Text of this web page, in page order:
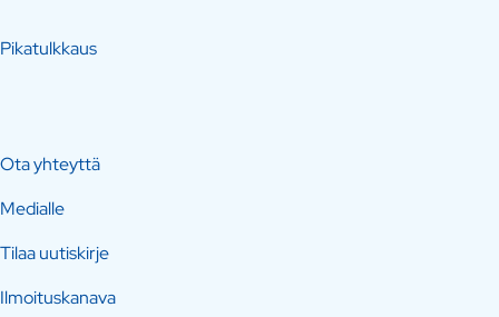
Pikatulkkaus
Ota yhteyttä
Medialle
Tilaa uutiskirje
Ilmoituskanava